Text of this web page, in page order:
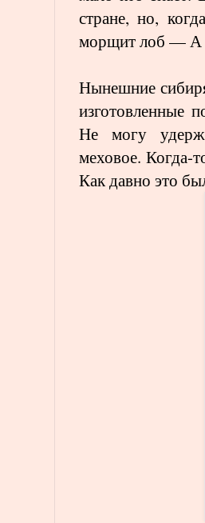
стране, но,
морщит лоб — А
Нынешние
изготовленные
Не могу
меховое.
Как давно это